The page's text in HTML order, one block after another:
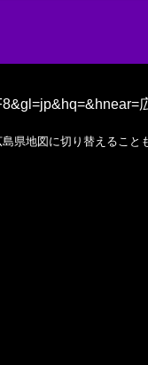
県地図に切り替えるこ